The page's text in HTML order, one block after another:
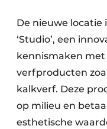
Veiligheid &
Zonwering
De nieuwe locatie
‘Studio’, een
kennismaken
verfproducten
kalkverf. Deze
op milieu en
esthetische